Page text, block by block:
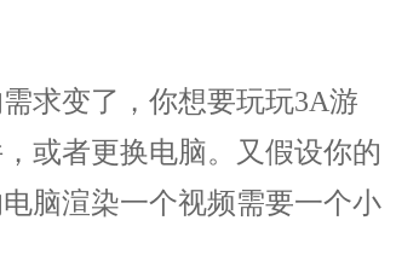
求变了，你想要玩玩3A游
或者更换电脑。又假设你的
脑渲染一个视频需要一个小